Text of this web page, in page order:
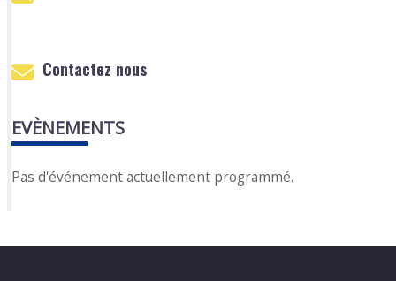
Contactez nous
EVÈNEMENTS
Pas d'événement actuellement programmé.